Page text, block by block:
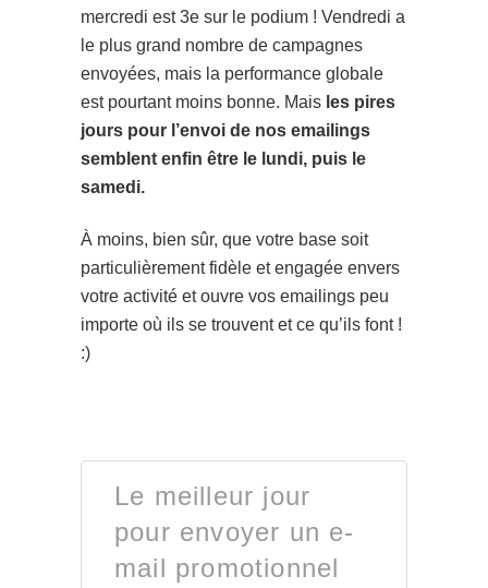
mercredi est 3e sur le podium ! Vendredi a
le plus grand nombre de campagnes
envoyées, mais la performance globale
est pourtant moins bonne. Mais les pires
jours pour l’envoi de nos emailings
semblent enfin être le lundi, puis le
samedi.
À moins, bien sûr, que votre base soit
particulièrement fidèle et engagée envers
votre activité et ouvre vos emailings peu
importe où ils se trouvent et ce qu’ils font !
:)
Le meilleur jour
pour envoyer un e-
mail promotionnel